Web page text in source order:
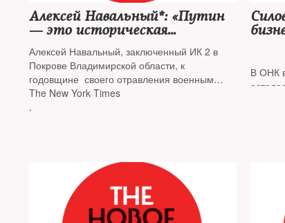
Алексей Навальный*: «Путин
— это историческая
случайность»
Алексей Навальный, заключенный ИК 2 в
Покрове Владимирской области, к
годовщине своего отравления военным
нервно-паралитическим веществом дал
интервью газете
The New York Times
.
В ОНК